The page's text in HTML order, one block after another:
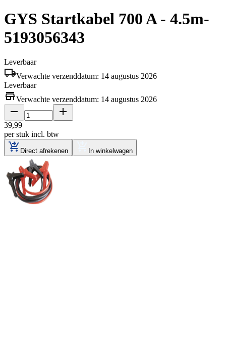
GYS Startkabel 700 A - 4.5m-
5193056343
Leverbaar
Verwachte verzenddatum: 14 augustus 2026
Leverbaar
Verwachte verzenddatum: 14 augustus 2026
39,99
per stuk incl. btw
Direct afrekenen In winkelwagen